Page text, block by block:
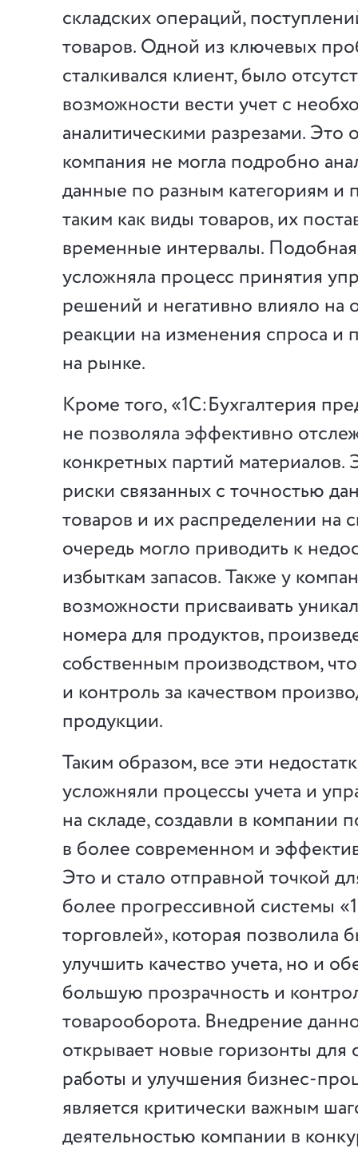
складских операций,
товаров. Одной из ключевых
сталкивался клиент, было
возможности вести учет с
аналитическими разрезами. Это
компания не могла подробно
данные по разным категориям и
таким как виды товаров, их
временные интервалы.
усложняла процесс принятия
решений и негативно влияло на
реакции на изменения спроса и
на рынке.
Кроме того, «1С:Бухгалтерия
не позволяла эффективно
конкретных партий материалов.
риски связанных с точностью
товаров и их распределении на
очередь могло приводить к
избыткам запасов. Также у
возможности присваивать
номера для продуктов,
собственным производством,
и контроль за качеством
продукции.
Таким образом, все эти
усложняли процессы учета и
на складе, создавли в компании
в более современном и
Это и стало отправной точкой
более прогрессивной системы
торговлей», которая позволила
улучшить качество учета, но и
большую прозрачность и
товарооборота. Внедрение
открывает новые горизонты для
работы и улучшения бизнес-
является критически важным
деятельностью компании в